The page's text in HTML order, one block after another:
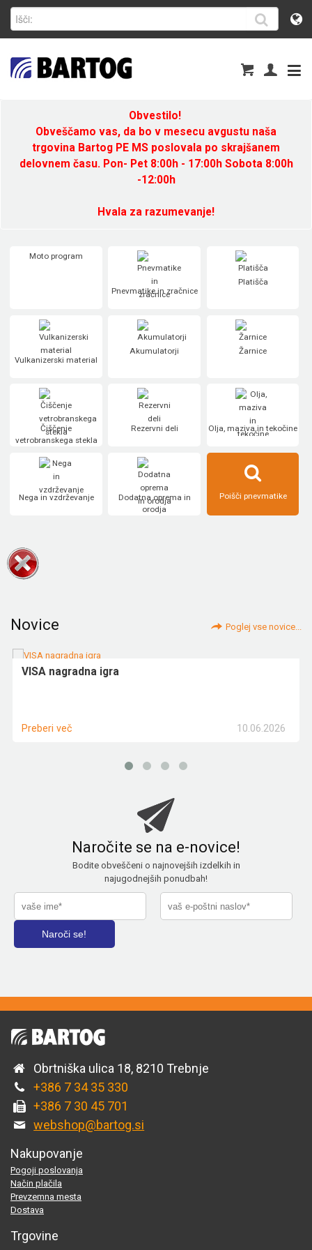
Obvestilo!
Obveščamo vas, da bo v mesecu avgustu naša
trgovina Bartog PE MS poslovala po skrajšanem
delovnem času. Pon- Pet 8:00h - 17:00h Sobota 8:00h
-12:00h
Hvala za razumevanje!
Moto program
Pnevmatike in zračnice
Platišča
Vulkanizerski material
Akumulatorji Žarnice
Čiščenje
vetrobranskega stekla
Rezervni deli Olja, maziva in tekočine
Nega in vzdrževanje
Dodatna oprema in
orodja
Poišči pnevmatike
Novice Poglej vse novice...
VISA nagradna igra
10.06.2026
Preberi več
Naročite se na e-novice!
Bodite obveščeni o najnovejših izdelkih in
najugodnejših ponudbah!
Obrtniška ulica 18, 8210 Trebnje
+386 7 34 35 330
+386 7 30 45 701
webshop@bartog.si
Nakupovanje
Pogoji poslovanja
Način plačila
Prevzemna mesta
Dostava
Trgovine